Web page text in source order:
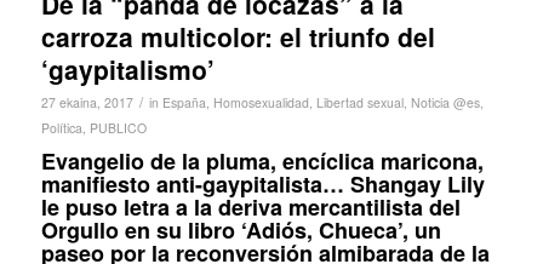
carroza multicolor: el triunfo del
‘gaypitalismo’
27 ekaina, 2017 / in España, Homosexualidad, Libertad sexual, Noticia @es,
Política, PUBLICO
Evangelio de la pluma, encíclica maricona,
manifiesto anti-gaypitalista… Shangay Lily
le puso letra a la deriva mercantilista del
Orgullo en su libro ‘Adiós, Chueca’, un
paseo por la reconversión almibarada de la